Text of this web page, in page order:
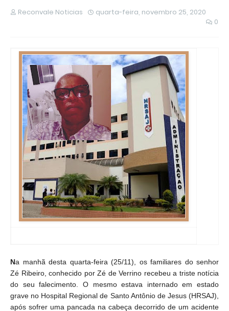
Reconvale Noticias
quarta-feira, novembro 25, 2020
0
Na manhã desta quarta-feira (25/11), os familiares do senhor
Zé Ribeiro, conhecido por Zé de Verrino recebeu a triste notícia
do seu falecimento. O mesmo estava internado em estado
grave no Hospital Regional de Santo Antônio de Jesus (HRSAJ),
após sofrer uma pancada na cabeça decorrido de um acidente